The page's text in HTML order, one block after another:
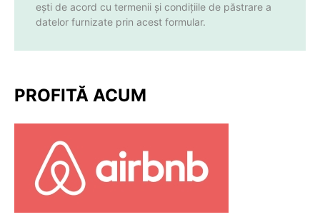
ești de acord cu termenii și condițiile de păstrare a
datelor furnizate prin acest formular.
PROFITĂ ACUM